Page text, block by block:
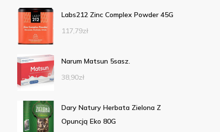
Labs212 Zinc Complex Powder 45G
117,79zł
Narum Matsun 5sasz.
38,90zł
Dary Natury Herbata Zielona Z
Opuncją Eko 80G